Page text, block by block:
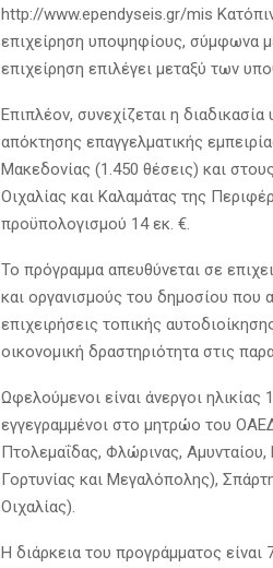
http://www.ependyseis.gr/mis
επιχείρηση υποψηφίους, σύμφωνα
επιχείρηση επιλέγει μεταξύ των
Επιπλέον, συνεχίζεται η
απόκτησης επαγγελματικής
Μακεδονίας (1.450 θέσεις) και
Οιχαλίας και Καλαμάτας της
προϋπολογισμού 14 εκ. €.
Το πρόγραμμα απευθύνεται σε
και οργανισμούς του δημοσίου που
επιχειρήσεις τοπικής
οικονομική δραστηριότητα στις
Ωφελούμενοι είναι άνεργοι
εγγεγραμμένοι στο μητρώο του
Πτολεμαΐδας, Φλώρινας,
Γορτυνίας και Μεγαλόπολης),
Οιχαλίας).
Η διάρκεια του προγράμματος